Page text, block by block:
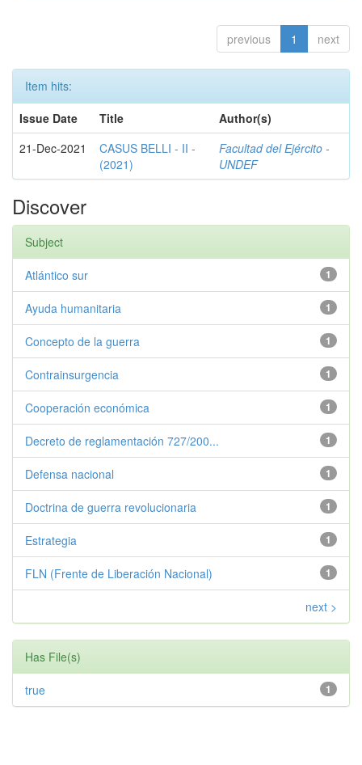
previous 1 next
Item hits:
Issue Date
Title
Author(s)
21-Dec-2021
CASUS BELLI - II -
(2021)
Facultad del Ejército -
UNDEF
Discover
Subject
1
Atlántico sur
1
Ayuda humanitaria
1
Concepto de la guerra
1
Contrainsurgencia
1
Cooperación económica
1
Decreto de reglamentación 727/200...
1
Defensa nacional
1
Doctrina de guerra revolucionaria
1
Estrategia
1
FLN (Frente de Liberación Nacional)
next >
Has File(s)
1
true